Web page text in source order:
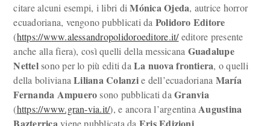
citare alcuni esempi, i libri diMónicaOjeda, autrice horror
ecuadoriana, vengono pubblicati da Polidoro Editore
(https://www.alessandropolidoroeditore.it/editore presente
anche alla fiera), così quelli della messicana Guadalupe
Nettelsono per lo più editi daLa nuova frontiera, o quelli
della bolivianaLiliana Colanzie dell’ecuadoriana María
Fernanda Ampuerosono pubblicati daGranvia
(https://www.gran-via.it/), e ancora l’argentina Augustina
viene pubblicata da